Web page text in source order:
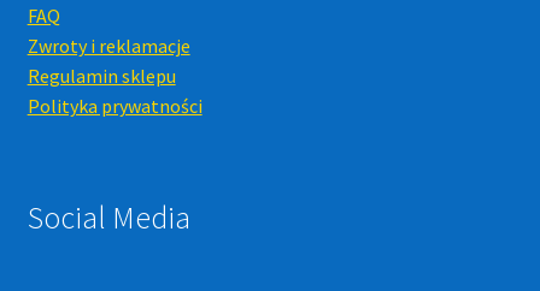
FAQ
Zwroty i reklamacje
Regulamin sklepu
Polityka prywatności
Social Media